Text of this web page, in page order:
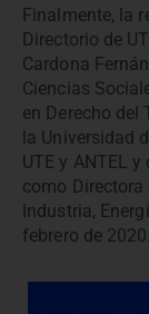
Finalmente, la
Directorio de
Cardona
Ciencias
en Derecho del
la Universidad
UTE y ANTEL
como Directora
Industria,
febrero de 2020.